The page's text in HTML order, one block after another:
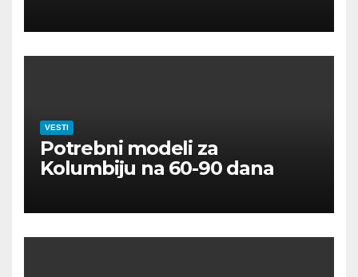
VESTI
Potrebni modeli za
Kolumbiju na 60-90 dana